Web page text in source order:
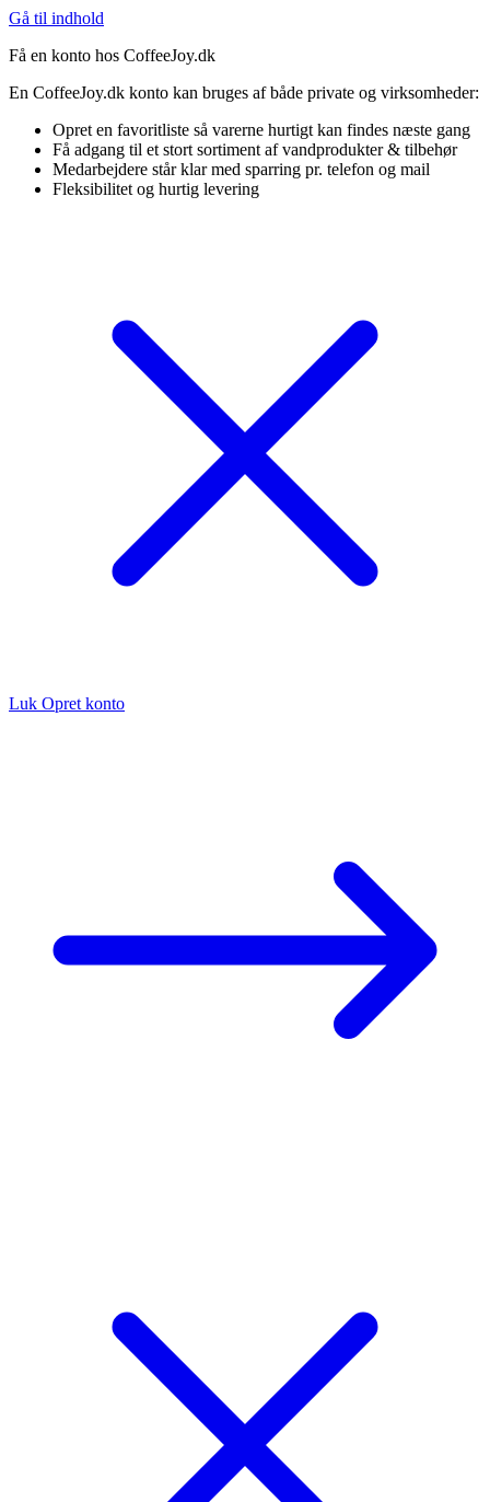
Gå til indhold
Få en konto hos CoffeeJoy.dk
En CoffeeJoy.dk konto kan bruges af både private og virksomheder:
Opret en favoritliste så varerne hurtigt kan findes næste gang
Få adgang til et stort sortiment af vandprodukter & tilbehør
Medarbejdere står klar med sparring pr. telefon og mail
Fleksibilitet og hurtig levering
Luk Opret konto